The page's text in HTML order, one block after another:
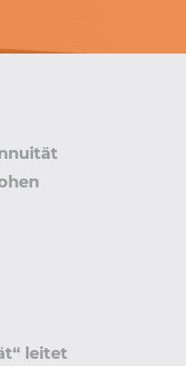
leitet